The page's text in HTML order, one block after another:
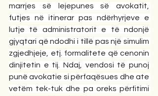
marrjes së lejepunes së avokatit,
futjes në itinerar pas ndërhyrjeve e
lutje të administratorit e të ndonjë
gjyqtari që ndodhi i tillë pas një simulim
zgjedhjeje, etj. formalitete që cenonin
dinjitetin e tij. Ndaj, vendosi të punoj
punë avokatie si përfaqësues dhe ate
vetëm tek-tuk dhe pa oreks përfitimi